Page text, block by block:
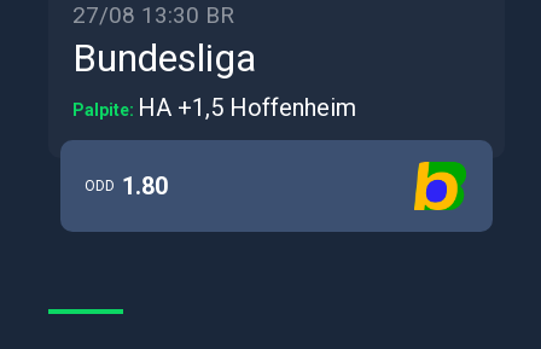
27/08 13:30 BR
Bundesliga
Palpite: HA +1,5 Hoffenheim
ODD 1.80